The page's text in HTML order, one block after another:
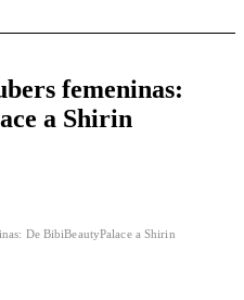
femeninas:
a Shirin
De BibiBeautyPalace a Shirin